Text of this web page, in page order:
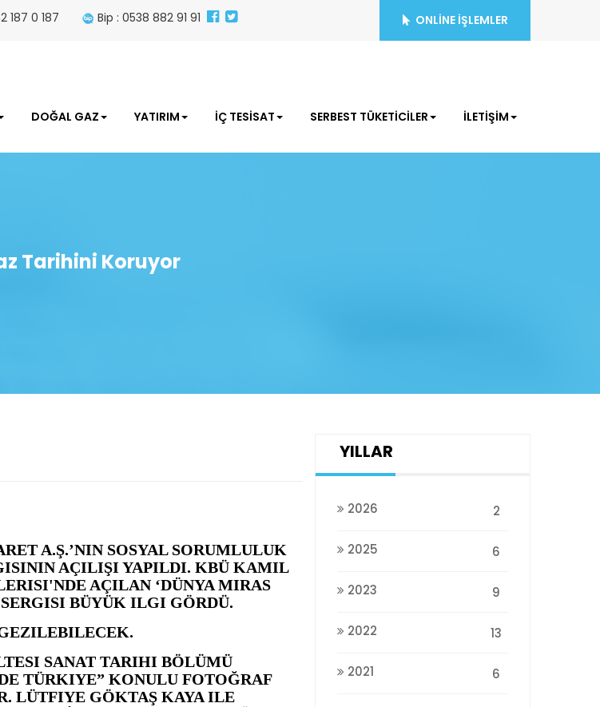
187 0 187 Bip : 0538 882 91 91 ONLİNE İŞLEMLER
DOĞAL GAZ YATIRIM İÇ TESİSAT SERBEST TÜKETİCİLER İLETİŞİM
Tarihini Koruyor
A.Ş.’NIN SOSYAL SORUMLULUK
AÇILIŞI YAPILDI. KBÜ KAMIL
AÇILAN ‘DÜNYA MIRAS
BÜYÜK ILGI GÖRDÜ.
SANAT TARIHI BÖLÜMÜ
TÜRKIYE” KONULU FOTOĞRAF
LÜTFIYE GÖKTAŞ KAYA ILE
YILLAR
2026 2
2025 6
2023 9
2022 13
2021 6